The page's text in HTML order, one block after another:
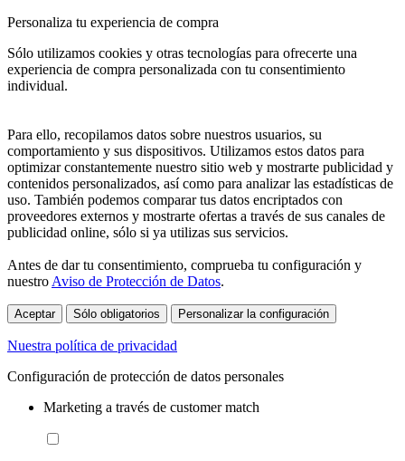
Personaliza tu experiencia de compra
Sólo utilizamos cookies y otras tecnologías para ofrecerte una
experiencia de compra personalizada con tu consentimiento
individual.
Para ello, recopilamos datos sobre nuestros usuarios, su
comportamiento y sus dispositivos. Utilizamos estos datos para
optimizar constantemente nuestro sitio web y mostrarte publicidad y
contenidos personalizados, así como para analizar las estadísticas de
uso. También podemos comparar tus datos encriptados con
proveedores externos y mostrarte ofertas a través de sus canales de
publicidad online, sólo si ya utilizas sus servicios.
Antes de dar tu consentimiento, comprueba tu configuración y
nuestro Aviso de Protección de Datos.
Aceptar Sólo obligatorios Personalizar la configuración
Nuestra política de privacidad
Configuración de protección de datos personales
Marketing a través de customer match